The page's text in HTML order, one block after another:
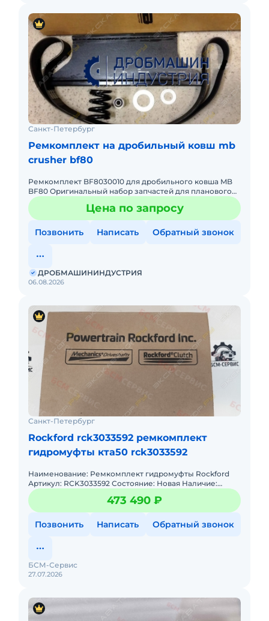
Санкт-Петербург
Ремкомплект на дробильный ковш mb
crusher bf80
Ремкомплект BF8030010 для дробильного ковша MB
BF80 Оригинальный набор запчастей для планового
ТО и восстановления работоспособности ковша MB
BF80 (версия BF80Цена по запросу
Позвонить Написать Обратный звонок
06.08.2026
ДРОБМАШИНИНДУСТРИЯ
Санкт-Петербург
Rockford rck3033592 ремкомплект
гидромуфты кта50 rck3033592
Наименование: Ремкомплект гидромуфты Rockford
Артикул: RCK3033592 Состояние: Новая Наличие:
Несколько на складе Применение: Ремкомплект для
восстановления работ473 490 ₽
Позвонить Написать Обратный звонок
27.07.2026
БСМ-Сервис